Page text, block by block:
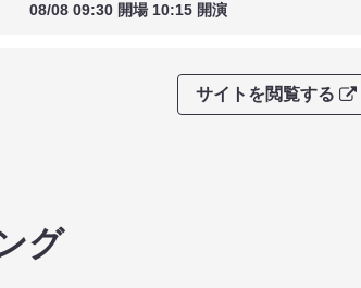
08/08 09:30 開場 10:15 開演
サイトを閲覧する
グ